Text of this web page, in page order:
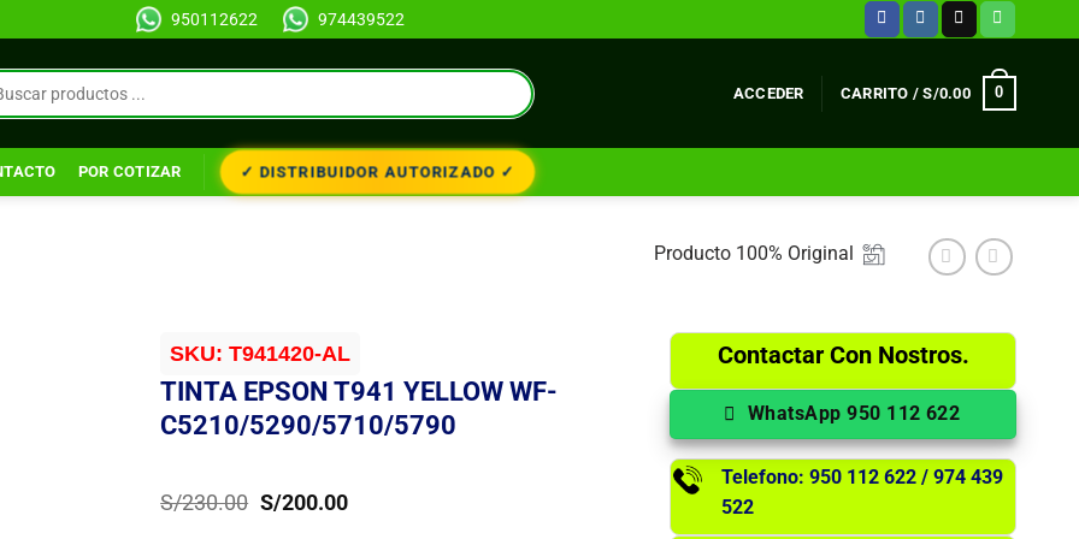
950112622 974439522
ACCEDER CARRITO /S/0.00 0
POR COTIZAR ✓ DISTRIBUIDOR AUTORIZADO ✓
Producto 100% Original
SKU: T941420-AL
TINTA EPSON T941 YELLOW WF-
C5210/5290/5710/5790
S/230.00 El
S/200.00El
Contactar Con Nostros.
WhatsApp 950 112 622
Telefono: 950 112 622 / 974 439
522